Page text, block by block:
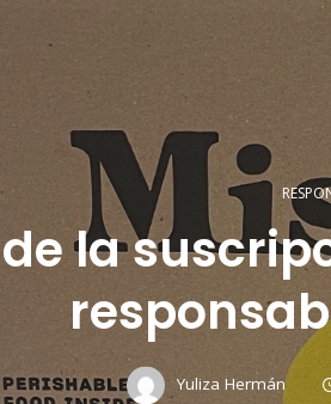
la
Yuliza Hermán